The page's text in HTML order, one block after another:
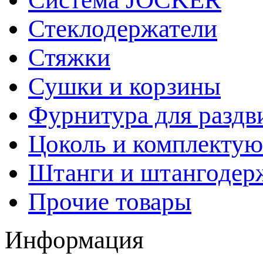
Стеклодержатели
Стяжки
Сушки и корзины
Фурнитура для
Цоколь и
Штанги и
Прочие товары
Информация